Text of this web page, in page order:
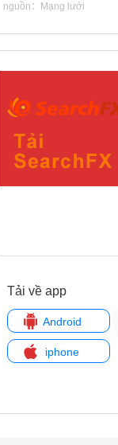
nguồn：Mạng lưới
Tải về app
Android
iphone